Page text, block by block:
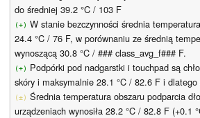
do średniej 39.2 °C / 103 F
(+) W stanie bezczynności średnia
24.4 °C / 76 F, w porównaniu ze średnią
wynoszącą 30.8 °C / ### class_avg_f### F.
(+) Podpórki pod nadgarstki i touchpad są
skóry i maksymalnie 28.1 °C / 82.6 F i dlatego
(±) Średnia temperatura obszaru podparcia
urządzeniach wynosiła 28.2 °C / 82.8 F (+0.1